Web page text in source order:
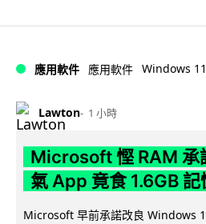
應用軟件 應用軟件 Windows 11
Lawton 1 小時
Microsoft 慳 RAM 承
氣 App 竟食 1.6GB 記
Microsoft 早前承諾改良 Windows